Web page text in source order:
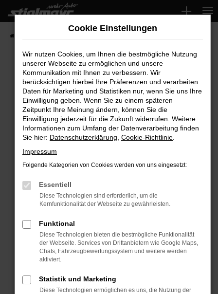
Zum
Hauptinhalt
springen
Fehler: Network Error
Beim Laden ist ein Fehler aufgetreten.
Hier sind ein paar Tipps, die dir helfen können:
Überprüfe deine Firewall und deine
Internetverbindung.
Laden andere Webseiten, zum Beispiel deine
Manche Erweiterungen, wie Werbeblocker,
können das Laden bestimmter Seiten
verhindern. Funktioniert die Seite in einem
Fenster?
Starte dein Gerät neu.
Das kann manchmal helfen, vorübergehende
Probleme zu beheben.
Stelle sicher, dass dein Browser und dein
Betriebssystem auf dem neuesten Stand
Cookie Einstellungen
Wir nutzen Cookies, um Ihnen die bestmögliche Nutzung
unserer Webseite zu ermöglichen und unsere
Kommunikation mit Ihnen zu verbessern. Wir
berücksichtigen hierbei Ihre Präferenzen und verarbeiten
Daten für Marketing und Statistiken nur, wenn Sie uns Ihre
Einwilligung geben. Wenn Sie zu einem späteren
Zeitpunkt Ihre Meinung ändern, können Sie die
Einwilligung jederzeit für die Zukunft widerrufen. Weitere
Informationen zum Umfang der Datenverarbeitung finden
Sie hier: Datenschutzerklärung Cookie-Richtlinie
Impressum
Folgende Kategorien von Cookies werden von uns eingesetzt:
Essentiell
Diese Technologien sind erforderlich, um die
Kernfunktionalität der Webseite zu gewährleisten.
Funktional
Diese Technologien bieten die bestmögliche Funktionalität
der Webseite. Services von Drittanbietern wie Google Maps,
Chats, Fahrzeugbewertungssystem und weitere werden
aktiviert.
Statistik und Marketing
Diese Technologien ermöglichen es uns, die Nutzung der